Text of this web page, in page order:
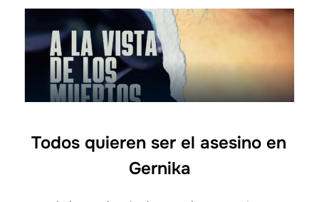
Todos quieren ser el asesino en
Gernika